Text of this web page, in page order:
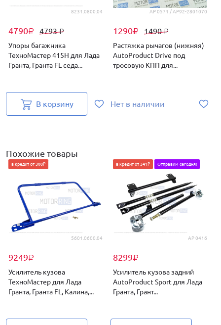
8231.0800.04
4790₽ 4793₽
Упоры багажника
ТехноМастер 415Н для Лада
Гранта, Гранта FL седа...
В корзину
AP 0571 / AP92-2801070
1290₽ 1490₽
Растяжка рычагов (нижняя)
AutoProduct Drive под
тросовую КПП для...
Нет в наличии
Похожие товары
5601.0600.04
9249₽
в кредит от 380₽
Усилитель кузова
ТехноМастер для Лада
Гранта, Гранта FL, Калина,...
AP 0416
8299₽
в кредит от 341₽ Отправим сегодня!
Усилитель кузова задний
AutoProduct Sport для Лада
Гранта, Грант...